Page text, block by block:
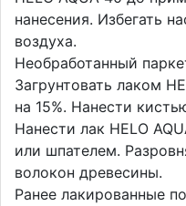
нанесения. Избегать
воздуха.
Необработанный
Загрунтовать лаком
на 15%. Нанести
Нанести лак HELO
или шпателем.
волокон древесины.
Ранее лакированные